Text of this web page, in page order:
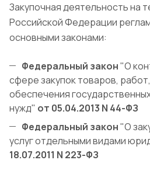
Закупочная деятельность на
Российской Федерации
основными законами:
Федеральный закон"О
сфере закупок товаров,
обеспечения
нужд" от 05.04.2013 N 44-ФЗ
Федеральный закон"О
услуг отдельными видами
18.07.2011 N 223-ФЗ